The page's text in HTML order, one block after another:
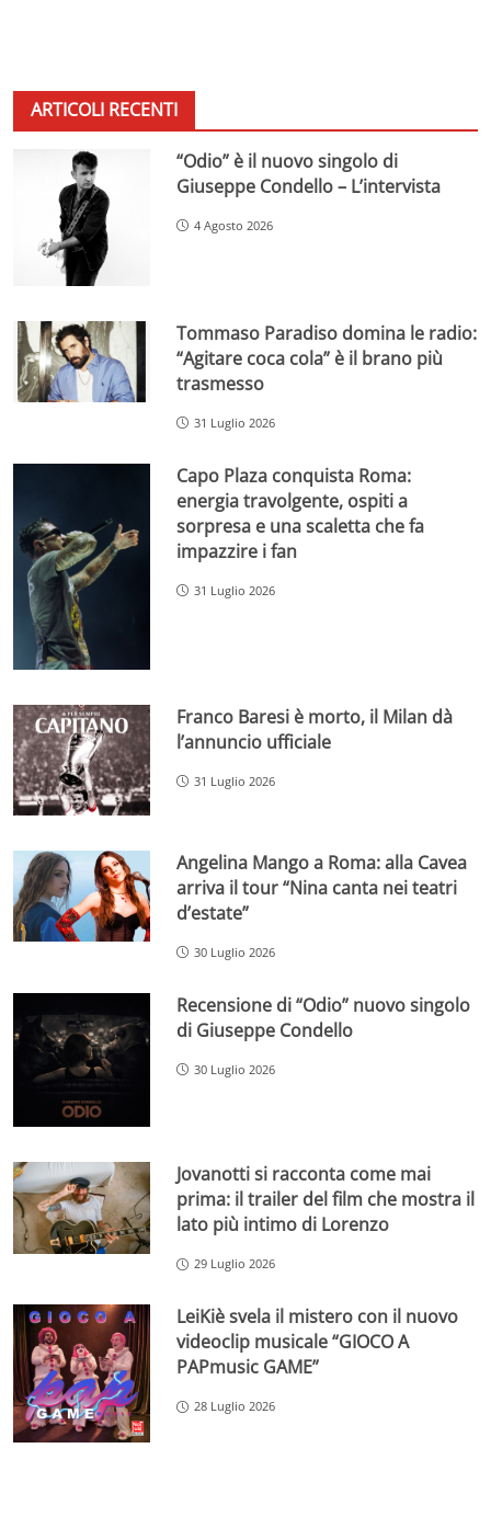
ARTICOLI RECENTI
“Odio” è il nuovo singolo di
Giuseppe Condello – L’intervista
4 Agosto 2026
Tommaso Paradiso domina le radio:
“Agitare coca cola” è il brano più
trasmesso
31 Luglio 2026
Capo Plaza conquista Roma:
energia travolgente, ospiti a
sorpresa e una scaletta che fa
impazzire i fan
31 Luglio 2026
Franco Baresi è morto, il Milan dà
l’annuncio ufficiale
31 Luglio 2026
Angelina Mango a Roma: alla Cavea
arriva il tour “Nina canta nei teatri
d’estate”
30 Luglio 2026
Recensione di “Odio” nuovo singolo
di Giuseppe Condello
30 Luglio 2026
Jovanotti si racconta come mai
prima: il trailer del film che mostra il
lato più intimo di Lorenzo
29 Luglio 2026
LeiKiè svela il mistero con il nuovo
videoclip musicale “GIOCO A
PAPmusic GAME”
28 Luglio 2026